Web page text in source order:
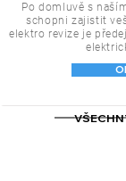
Po domluvě s
schopni zajistit
elektro revize je